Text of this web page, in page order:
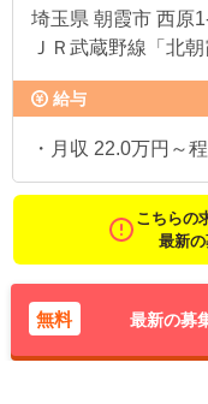
埼玉県 朝霞市 西原
ＪＲ武蔵野線「北
給与
・月収 22.0万円～
こちらの
最新の
無料 最新の募